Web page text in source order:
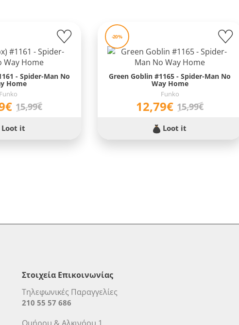
- Spider-Man No
Home
Funko
15,99€
Loot it
-20%
Green Goblin #1165 - Spider-Man No
Way Home
Funko
12,79€ 15,99€
Loot it
Στοιχεία Επικοινωνίας
Τηλεφωνικές Παραγγελίες
210 55 57 686